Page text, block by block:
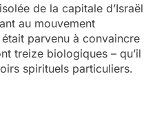
de la capitale d’Israël
au mouvement
parvenu à convaincre
treize biologiques – qu’il
spirituels particuliers.